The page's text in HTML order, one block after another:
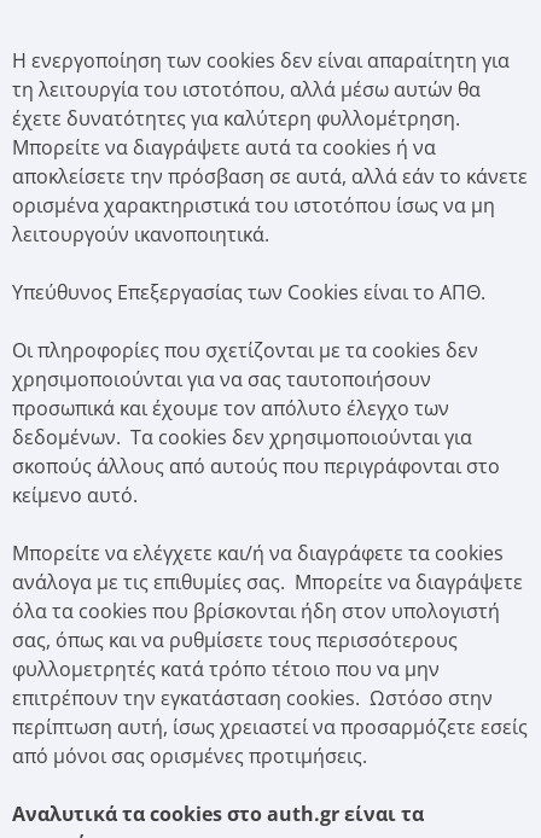
H ενεργοποίηση των cookies δεν είναι απαραίτητη για
τη λειτουργία του ιστοτόπου, αλλά μέσω αυτών θα
έχετε δυνατότητες για καλύτερη φυλλομέτρηση.
Μπορείτε να διαγράψετε αυτά τα cookies ή να
αποκλείσετε την πρόσβαση σε αυτά, αλλά εάν το κάνετε
ορισμένα χαρακτηριστικά του ιστοτόπου ίσως να μη
λειτουργούν ικανοποιητικά.
Υπεύθυνος Επεξεργασίας των Cookies είναι το ΑΠΘ.
Οι πληροφορίες που σχετίζονται με τα cookies δεν
χρησιμοποιούνται για να σας ταυτοποιήσουν
προσωπικά και έχουμε τον απόλυτο έλεγχο των
δεδομένων. Τα cookies δεν χρησιμοποιούνται για
σκοπούς άλλους από αυτούς που περιγράφονται στο
κείμενο αυτό.
Μπορείτε να ελέγχετε και/ή να διαγράφετε τα cookies
ανάλογα με τις επιθυμίες σας. Μπορείτε να διαγράψετε
όλα τα cookies που βρίσκονται ήδη στον υπολογιστή
σας, όπως και να ρυθμίσετε τους περισσότερους
φυλλομετρητές κατά τρόπο τέτοιο που να μην
επιτρέπουν την εγκατάσταση cookies. Ωστόσο στην
περίπτωση αυτή, ίσως χρειαστεί να προσαρμόζετε εσείς
από μόνοι σας ορισμένες προτιμήσεις.
Αναλυτικά τα cookiesστο auth.gr είναι τα